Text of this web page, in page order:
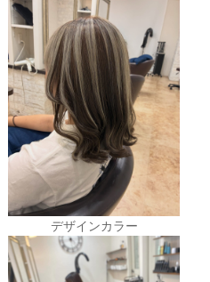
デザインカラー